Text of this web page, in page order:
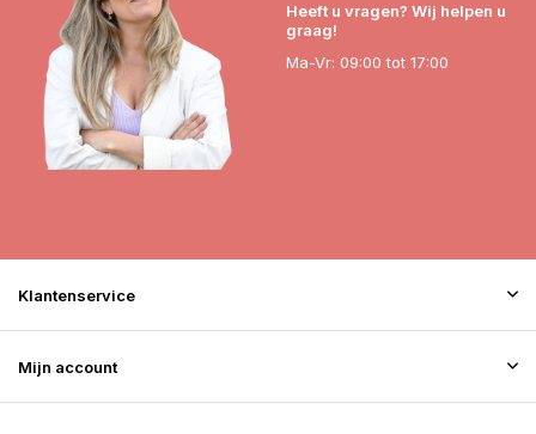
Heeft u vragen? Wij helpen u
graag!
Ma-Vr: 09:00 tot 17:00
Klantenservice
Mijn account